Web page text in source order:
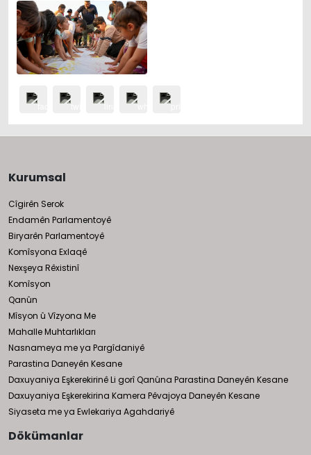
Kurumsal
Cîgirên Serok
Endamên Parlamentoyê
Biryarên Parlamentoyê
Komîsyona Exlaqê
Nexşeya Rêxistinî
Komîsyon
Qanûn
Mîsyon û Vîzyona Me
Mahalle Muhtarlıkları
Nasnameya me ya Pargîdaniyê
Parastina Daneyên Kesane
Daxuyaniya Eşkerekirinê Li gorî Qanûna Parastina Daneyên Kesane
Daxuyaniya Eşkerekirina Kamera Pêvajoya Daneyên Kesane
Siyaseta me ya Ewlekariya Agahdariyê
Dökümanlar